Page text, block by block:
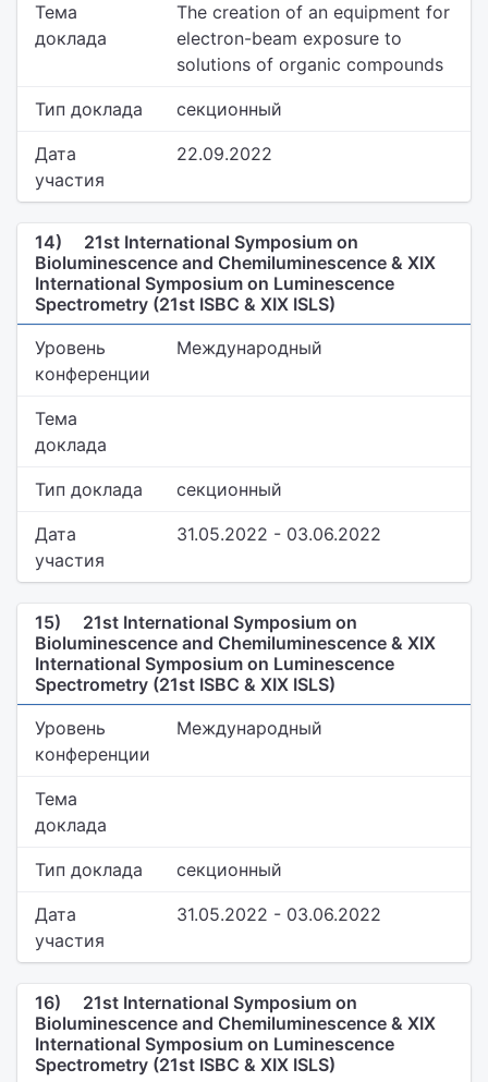
Тема
доклада
The creation of an equipment for
electron-beam exposure to
solutions of organic compounds
Тип доклада секционный
Дата
участия
22.09.2022
14)
21st International Symposium on
Bioluminescence and Chemiluminescence & XIX
International Symposium on Luminescence
Spectrometry (21st ISBC & XIX ISLS)
Уровень
конференции
Международный
Тема
доклада
Тип доклада секционный
Дата
участия
31.05.2022 - 03.06.2022
15)
21st International Symposium on
Bioluminescence and Chemiluminescence & XIX
International Symposium on Luminescence
Spectrometry (21st ISBC & XIX ISLS)
Уровень
конференции
Международный
Тема
доклада
Тип доклада секционный
Дата
участия
31.05.2022 - 03.06.2022
16)
21st International Symposium on
Bioluminescence and Chemiluminescence & XIX
International Symposium on Luminescence
Spectrometry (21st ISBC & XIX ISLS)